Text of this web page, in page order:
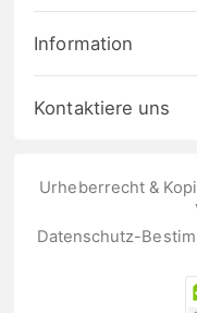
Information
Kontaktiere uns
Urheberrecht &
Datenschutz-